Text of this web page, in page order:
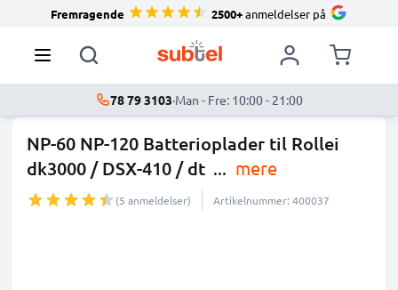
Fremragende 2500+anmeldelser på
78 79 3103·Man - Fre: 10:00 - 21:00
NP-60 NP-120 Batterioplader til Rollei
dk3000 / DSX-410 / dt ... mere
(5 anmeldelser) Artikelnummer: 400037